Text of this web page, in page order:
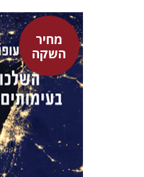
מחיר
השקה
עופר ישראלי
גיא הרלינג